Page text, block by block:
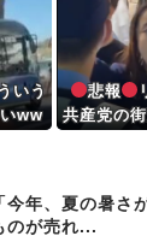
いう
ww
悲報
共産党の
今年、夏の暑さ
のが売れ...